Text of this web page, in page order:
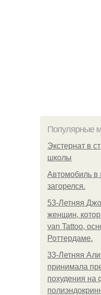
Популярные
Экстернат в
школы
Автомобиль в
загорелся.
53-Летняя
женщин,
van Tattoo,
Роттердаме.
33-Летняя
принимала
похудения на